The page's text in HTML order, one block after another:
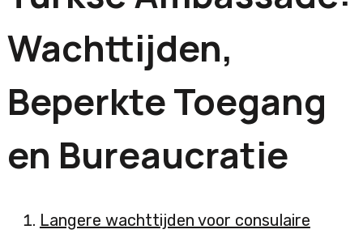
Wachttijden,
Beperkte Toegang
en Bureaucratie
Langere wachttijden voor consulaire